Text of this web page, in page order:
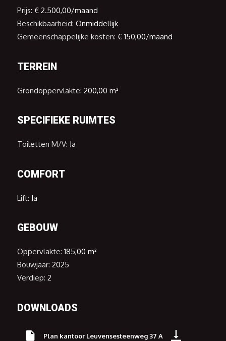
Prijs: € 2.500,00/maand
Beschikbaarheid: Onmiddellijk
Gemeenschappelijke kosten: € 150,00/maand
TERREIN
Grondoppervlakte: 200,00 m²
SPECIFIEKE RUIMTES
Toiletten M/V: Ja
COMFORT
Lift: Ja
GEBOUW
Oppervlakte: 185,00 m²
Bouwjaar: 2025
Verdiep: 2
DOWNLOADS
Plan kantoor Leuvensesteenweg 37 A